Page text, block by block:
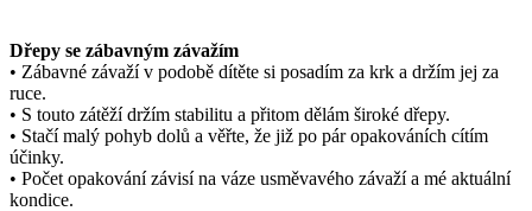
Dřepy se zábavným závažím
• Zábavné závaží v podobě dítěte si posadím za krk a držím jej za
ruce.
• S touto zátěží držím stabilitu a přitom dělám široké dřepy.
• Stačí malý pohyb dolů a věřte, že již po pár opakováních cítím
účinky.
• Počet opakování závisí na váze usměvavého závaží a mé aktuální
kondice.